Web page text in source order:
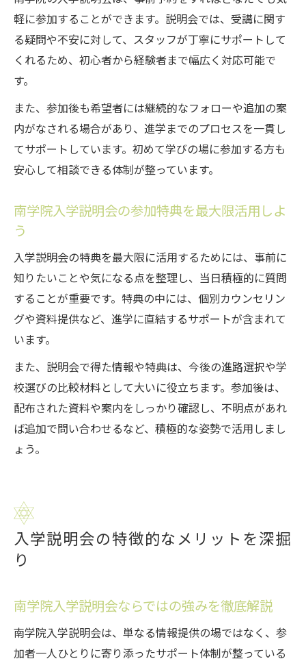
軽に参加することができます。説明会では、受講に関す
る疑問や不安に対して、スタッフが丁寧にサポートして
くれるため、初心者から経験者まで幅広く対応可能で
す。
また、参加後も希望者には継続的なフォローや追加の案
内がなされる場合があり、進学までのプロセスを一貫し
てサポートしています。初めて学びの場に参加する方も
安心して相談できる体制が整っています。
南学院入学説明会の参加特典を最大限活用しよ
う
入学説明会の特典を最大限に活用するためには、事前に
知りたいことや気になる点を整理し、当日積極的に質問
することが重要です。特典の中には、個別カウンセリン
グや資料提供など、進学に直結するサポートが含まれて
います。
また、説明会で得た情報や特典は、今後の進路選択や学
校選びの比較材料として大いに役立ちます。参加後は、
配布された資料や案内をしっかり確認し、不明点があれ
ば追加で問い合わせるなど、積極的な姿勢で活用しまし
ょう。
入学説明会の特徴的なメリットを深掘
り
南学院入学説明会ならではの強みを徹底解説
南学院入学説明会は、単なる情報提供の場ではなく、参
加者一人ひとりに寄り添ったサポート体制が整っている